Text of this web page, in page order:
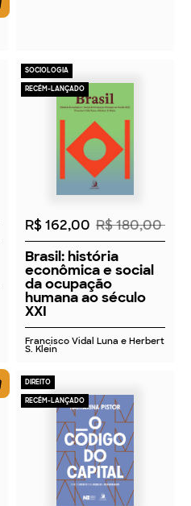
SOCIOLOGIA
RECÉM-LANÇADO
2026
R$ 162,00 R$ 180,00
Brasil: história
econômica e social
da ocupação
humana ao século
XXI
Francisco Vidal Luna e Herbert
S. Klein
DIREITO
RECÉM-LANÇADO
2026